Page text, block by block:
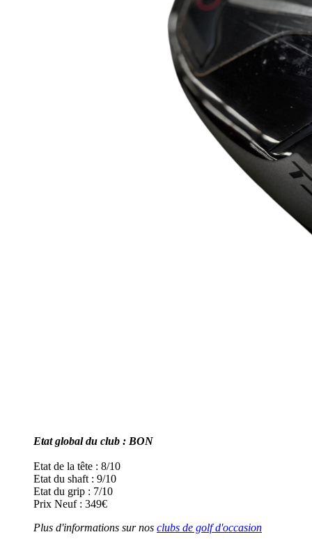
Etat global du club : BON
Etat de la tête : 8/10
Etat du shaft : 9/10
Etat du grip : 7/10
Prix Neuf : 349€
Plus d'informations sur nos clubs de golf d'occasion